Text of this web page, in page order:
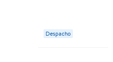
Despacho